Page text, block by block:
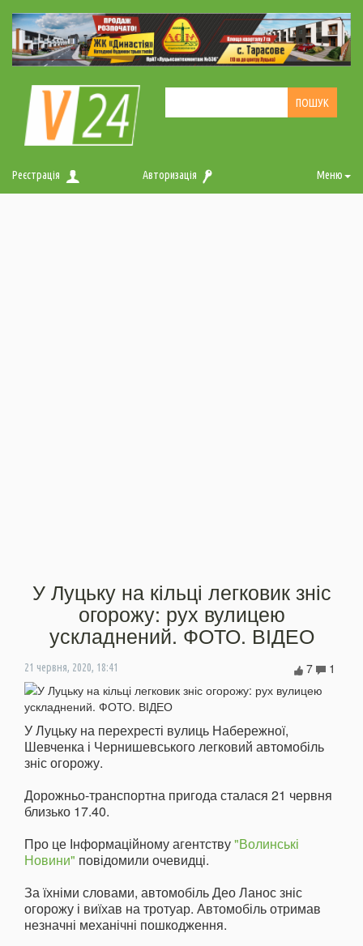
Реєстрація Авторизація Меню
У Луцьку на кільці легковик зніс
огорожу: рух вулицею
ускладнений. ФОТО. ВІДЕО
21 червня, 2020, 18:41 1
7
У Луцьку на перехресті вулиць Набережної,
Шевченка і Чернишевського легковий автомобіль
зніс огорожу.
Дорожньо-транспортна пригода сталася 21 червня
близько 17.40.
Про це Інформаційному агентству"Волинські
Новини" повідомили очевидці.
За їхніми словами, автомобіль Део Ланос зніс
огорожу і виїхав на тротуар. Автомобіль отримав
незначні механічні пошкодження.